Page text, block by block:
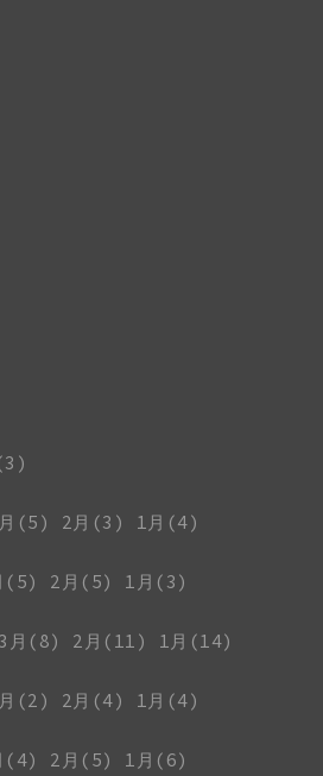
(5) 2月(3)
1月(4)
(5) 2月(5)
1月(3)
3月(8) 2月(11)
1月(14)
(2) 2月(4)
1月(4)
(4) 2月(5)
1月(6)